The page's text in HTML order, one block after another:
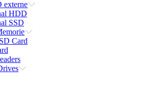
externe
HDD
SSD
Card